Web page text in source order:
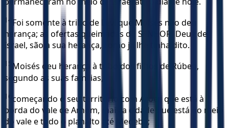
14 Foi somente à tribo de Levi que Moisés não deu
herança; as ofertas queimadas do SENHOR, Deus de
Israel, são a sua herança, como já lhe tinha dito.
15 Moisés deu herança à tribo dos filhos de Rúben,
segundo as suas famílias,
16 começando o seu território com Aroer, que está à
borda do vale de Arnom, mais a cidade que está no meio
do vale e todo o planalto até Medeba;